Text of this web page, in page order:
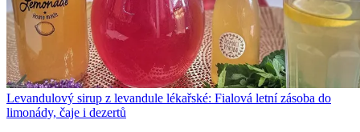
Levandulový sirup z levandule lékařské: Fialová letní zásoba do
limonády, čaje i dezertů